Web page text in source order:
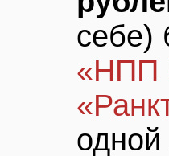
себе)
«НПП